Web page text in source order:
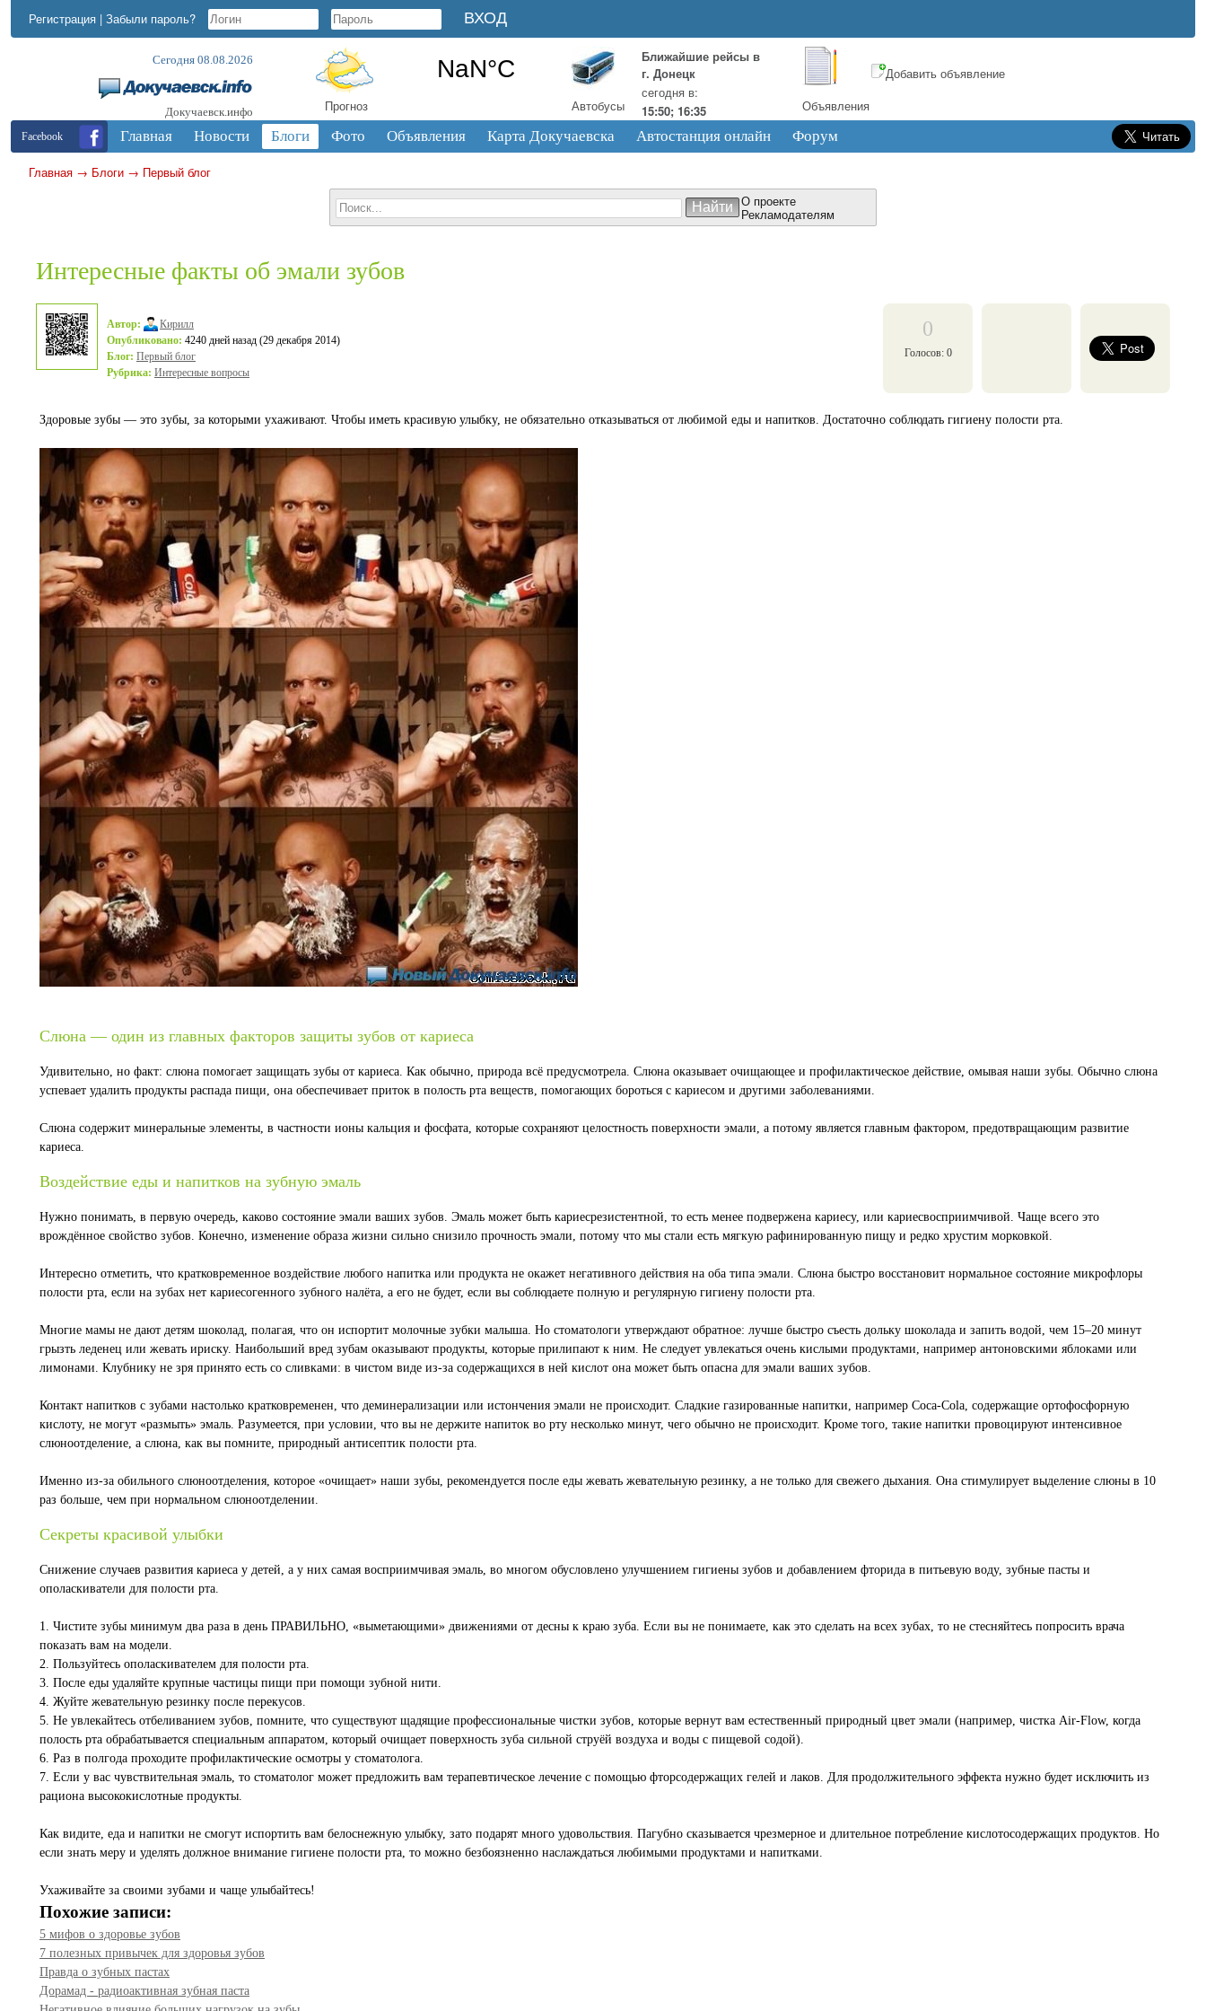
Регистрация | Забыли пароль?
Сегодня 08.08.2026
Докучаевск.инфо Прогноз Автобусы
Ближайшие рейсы в
г. Донецк
сегодня в:
15:50; 16:35
Объявления
Добавить объявление
Facebook Главная Новости Блоги Фото Объявления Карта Докучаевска Автостанция онлайн Форум
Главная → Блоги → Первый блог
О проекте
Рекламодателям
Интересные факты об эмали зубов
Автор:
Кирилл
Опубликовано: 4240 дней назад (29 декабря 2014)
Блог: Первый блог
Рубрика: Интересные вопросы
0
Голосов: 0
Здоровые зубы — это зубы, за которыми ухаживают. Чтобы иметь красивую улыбку, не обязательно отказываться от любимой еды и напитков. Достаточно соблюдать гигиену полости рта.
Слюна — один из главных факторов защиты зубов от кариеса
Удивительно, но факт: слюна помогает защищать зубы от кариеса. Как обычно, природа всё предусмотрела. Слюна оказывает очищающее и профилактическое действие, омывая наши зубы. Обычно слюна
успевает удалить продукты распада пищи, она обеспечивает приток в полость рта веществ, помогающих бороться с кариесом и другими заболеваниями.
Слюна содержит минеральные элементы, в частности ионы кальция и фосфата, которые сохраняют целостность поверхности эмали, а потому является главным фактором, предотвращающим развитие
кариеса.
Воздействие еды и напитков на зубную эмаль
Нужно понимать, в первую очередь, каково состояние эмали ваших зубов. Эмаль может быть кариесрезистентной, то есть менее подвержена кариесу, или кариесвосприимчивой. Чаще всего это
врождённое свойство зубов. Конечно, изменение образа жизни сильно снизило прочность эмали, потому что мы стали есть мягкую рафинированную пищу и редко хрустим морковкой.
Интересно отметить, что кратковременное воздействие любого напитка или продукта не окажет негативного действия на оба типа эмали. Слюна быстро восстановит нормальное состояние микрофлоры
полости рта, если на зубах нет кариесогенного зубного налёта, а его не будет, если вы соблюдаете полную и регулярную гигиену полости рта.
Многие мамы не дают детям шоколад, полагая, что он испортит молочные зубки малыша. Но стоматологи утверждают обратное: лучше быстро съесть дольку шоколада и запить водой, чем 15–20 минут
грызть леденец или жевать ириску. Наибольший вред зубам оказывают продукты, которые прилипают к ним. Не следует увлекаться очень кислыми продуктами, например антоновскими яблоками или
лимонами. Клубнику не зря принято есть со сливками: в чистом виде из-за содержащихся в ней кислот она может быть опасна для эмали ваших зубов.
Контакт напитков с зубами настолько кратковременен, что деминерализации или истончения эмали не происходит. Сладкие газированные напитки, например Coca-Cola, содержащие ортофосфорную
кислоту, не могут «размыть» эмаль. Разумеется, при условии, что вы не держите напиток во рту несколько минут, чего обычно не происходит. Кроме того, такие напитки провоцируют интенсивное
слюноотделение, а слюна, как вы помните, природный антисептик полости рта.
Именно из-за обильного слюноотделения, которое «очищает» наши зубы, рекомендуется после еды жевать жевательную резинку, а не только для свежего дыхания. Она стимулирует выделение слюны в 10
раз больше, чем при нормальном слюноотделении.
Секреты красивой улыбки
Снижение случаев развития кариеса у детей, а у них самая восприимчивая эмаль, во многом обусловлено улучшением гигиены зубов и добавлением фторида в питьевую воду, зубные пасты и
ополаскиватели для полости рта.
1. Чистите зубы минимум два раза в день ПРАВИЛЬНО, «выметающими» движениями от десны к краю зуба. Если вы не понимаете, как это сделать на всех зубах, то не стесняйтесь попросить врача
показать вам на модели.
2. Пользуйтесь ополаскивателем для полости рта.
3. После еды удаляйте крупные частицы пищи при помощи зубной нити.
4. Жуйте жевательную резинку после перекусов.
5. Не увлекайтесь отбеливанием зубов, помните, что существуют щадящие профессиональные чистки зубов, которые вернут вам естественный природный цвет эмали (например, чистка Air-Flow, когда
полость рта обрабатывается специальным аппаратом, который очищает поверхность зуба сильной струёй воздуха и воды с пищевой содой).
6. Раз в полгода проходите профилактические осмотры у стоматолога.
7. Если у вас чувствительная эмаль, то стоматолог может предложить вам терапевтическое лечение с помощью фторсодержащих гелей и лаков. Для продолжительного эффекта нужно будет исключить из
рациона высококислотные продукты.
Как видите, еда и напитки не смогут испортить вам белоснежную улыбку, зато подарят много удовольствия. Пагубно сказывается чрезмерное и длительное потребление кислотосодержащих продуктов. Но
если знать меру и уделять должное внимание гигиене полости рта, то можно безбоязненно наслаждаться любимыми продуктами и напитками.
Ухаживайте за своими зубами и чаще улыбайтесь!
Похожие записи:
5 мифов о здоровье зубов
7 полезных привычек для здоровья зубов
Правда о зубных пастах
Дорамад - радиоактивная зубная паста